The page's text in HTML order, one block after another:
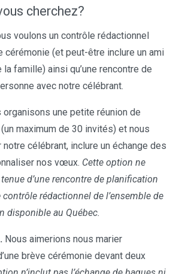
cherchez?
voulons un contrôle rédactionnel
cérémonie (et peut-être inclure un ami
la famille) ainsi qu’une rencontre de
avec notre célébrant.
organisons une petite réunion de
maximum de 30 invités) et nous
célébrant, inclure un échange des
nos vœux. Cette option ne
d’une rencontre de planification
rédactionnel de l’ensemble de
disponible au Québec.
Nous aimerions nous marier
brève cérémonie devant deux